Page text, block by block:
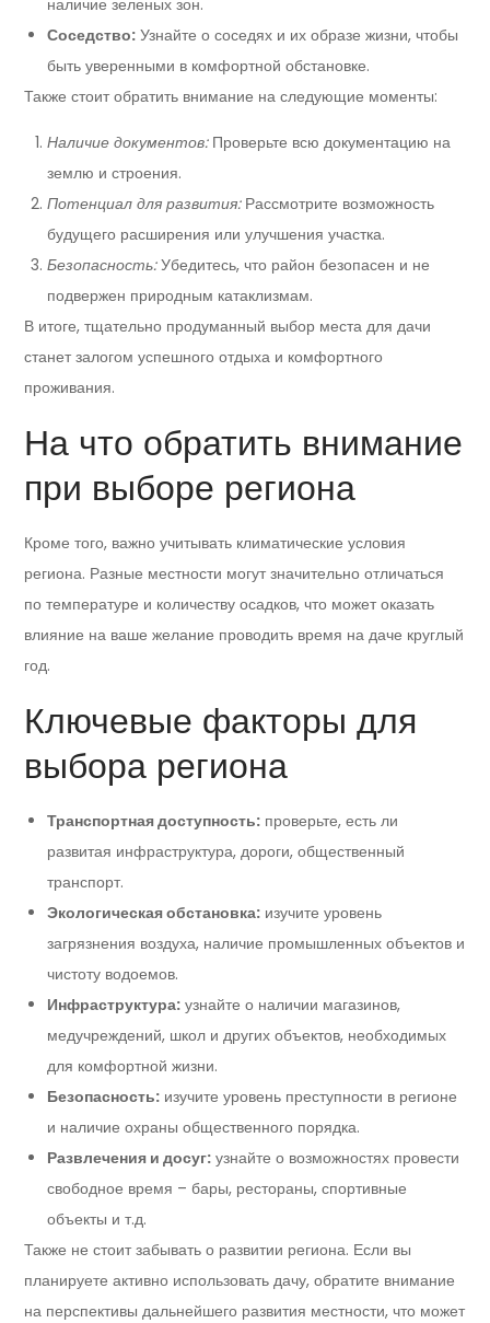
Соседство: Узнайте о соседях и их образе жизни, чтобы
быть уверенными в комфортной обстановке.
Также стоит обратить внимание на следующие моменты:
Наличие документов:Проверьте всю документацию на
землю и строения.
Потенциал для развития:Рассмотрите возможность
будущего расширения или улучшения участка.
Безопасность:Убедитесь, что район безопасен и не
подвержен природным катаклизмам.
В итоге, тщательно продуманный выбор места для дачи
станет залогом успешного отдыха и комфортного
проживания.
На что обратить внимание
при выборе региона
Кроме того, важно учитывать климатические условия
региона. Разные местности могут значительно отличаться
по температуре и количеству осадков, что может оказать
влияние на ваше желание проводить время на даче круглый
год.
Ключевые факторы для
выбора региона
Транспортная доступность: проверьте, есть ли
развитая инфраструктура, дороги, общественный
транспорт.
Экологическая обстановка: изучите уровень
загрязнения воздуха, наличие промышленных объектов и
чистоту водоемов.
Инфраструктура: узнайте о наличии магазинов,
медучреждений, школ и других объектов, необходимых
для комфортной жизни.
Безопасность: изучите уровень преступности в регионе
и наличие охраны общественного порядка.
Развлечения и досуг: узнайте о возможностях провести
свободное время – бары, рестораны, спортивные
объекты и т.д.
Также не стоит забывать о развитии региона. Если вы
планируете активно использовать дачу, обратите внимание
на перспективы дальнейшего развития местности, что может